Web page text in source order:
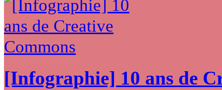
[Infographie] 10 ans de